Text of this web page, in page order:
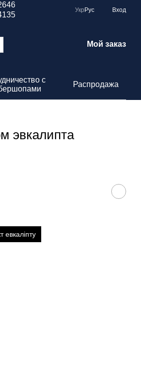
Укр Рус Вход
Мой заказ
с
Распродажа
эвкалипта
евкаліпту